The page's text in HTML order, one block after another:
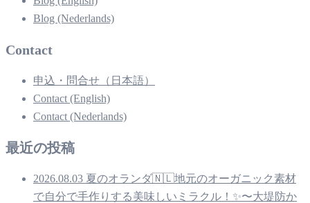
Blog (Nederlands)
Contact
申込・問合せ（日本語）
Contact (English)
Contact (Nederlands)
最近の投稿
2026.08.03 夏のオランダ🇳🇱地元のオーガニック素材
で自分で手作りする美味しいミラクル！✨〜大堤防か